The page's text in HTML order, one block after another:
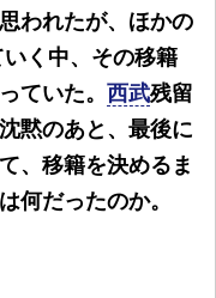
われたが、ほかの
く中、その移籍
ていた。 西武残留
黙のあと、最後に
、移籍を決めるま
何だったのか。